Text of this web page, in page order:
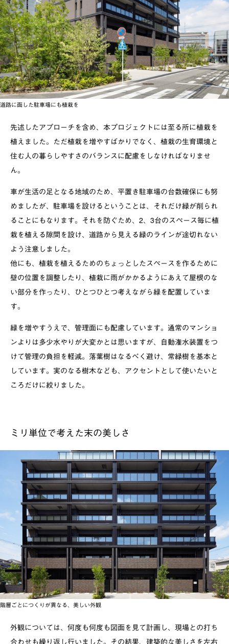
道路に面した駐車場にも植栽を
先述したアプローチを含め、本プロジェクトには至る所に植栽を
植えました。ただ植栽を増やすばかりでなく、植栽の生育環境と
住む人の暮らしやすさのバランスに配慮をしなければなりませ
ん。
車が生活の足となる地域のため、平置き駐車場の台数確保にも努
めましたが、駐車場を設けるということは、それだけ緑が削られ
ることにもなります。それを防ぐため、2、3台のスペース毎に植
栽を植える隙間を設け、道路から見える緑のラインが途切れない
よう注意しました。
他にも、植栽を植えるためのちょっとしたスペースを作るために
壁の位置を調整したり、植栽に雨がかかるようにあえて屋根のな
い部分を作ったり、ひとつひとつ考えながら緑を配置していま
す。
緑を増やすうえで、管理面にも配慮しています。通常のマンショ
ンよりは多少水やりが大変かとは思いますが、自動潅水装置をつ
けて管理の負担を軽減。落葉樹はなるべく避け、常緑樹を基本と
しています。実のなる樹木なども、アクセントとして使いたいと
ころだけに絞りました。
ミリ単位で考えた末の美しさ
階層ごとにつくりが異なる、美しい外観
外観については、何度も何度も図面を見て計画し、現場との打ち
合わせも繰り返し行いました。その結果、建築的な美しさを左右